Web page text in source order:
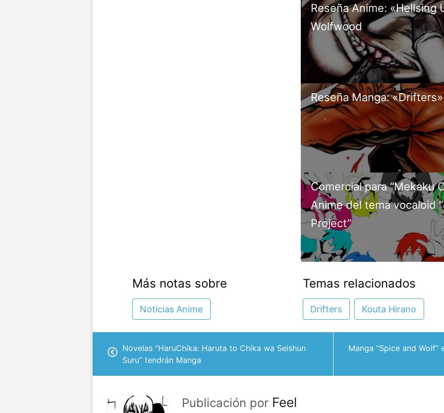
Reseña Anime: «Hellsing
Wolfwood
Reseña Manga:
Comercial para “Mekaku
Anime del tema vocaloid
Project”
Más notas sobre
Noticias Anime
Temas relacionados
Drifters Kouta Hirano
Novelas “HaruChika: Haruta to Chika wa Seishun
Suru” tendrán Manga
Manga “Spice and
Publicación por Feel